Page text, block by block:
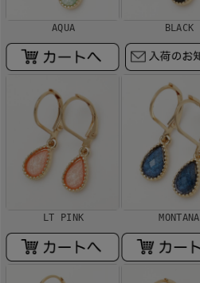
AQUA BLACK
LT PINK MONTANA